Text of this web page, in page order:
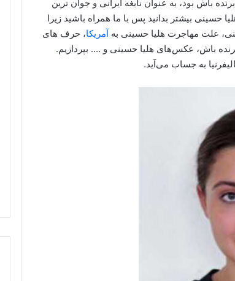
باش بود، به عنوان نابغه ایرانی و جوان ترین
حسینی بیشتر بدانید پس با ما همراه باشید زیرا
علت مهاجرت هلیا حسینی بهآمریکا، حرف های
باش، عکس‌های هلیا حسینی و …. بپردازیم.
به جساب می‌آید.